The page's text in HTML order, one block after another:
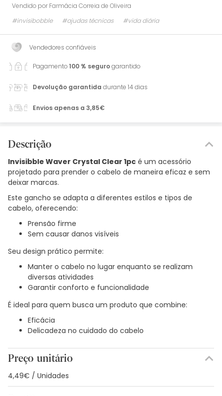
Vendido por Farmácia Correia de Oliveira
#invisibobble
#ajudas técnicas #vida diária
Vendedores confiáveis
Pagamento100 % segurogarantido
Devolução garantida durante 14 dias
Envios apenas a 3,85€
Descrição
Invisibble Waver Crystal Clear 1pc é um acessório
projetado para prender o cabelo de maneira eficaz e sem
deixar marcas.
Este gancho se adapta a diferentes estilos e tipos de
cabelo, oferecendo:
Prensão firme
Sem causar danos visíveis
Seu design prático permite:
Manter o cabelo no lugar enquanto se realizam
diversas atividades
Garantir conforto e funcionalidade
É ideal para quem busca um produto que combine:
Eficácia
Delicadeza no cuidado do cabelo
Preço unitário
4,49€ / Unidades